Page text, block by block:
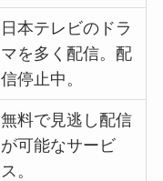
日本テレビのドラ
マを多く配信。配
信停止中。
無料で見逃し配信
が可能なサービ
ス。